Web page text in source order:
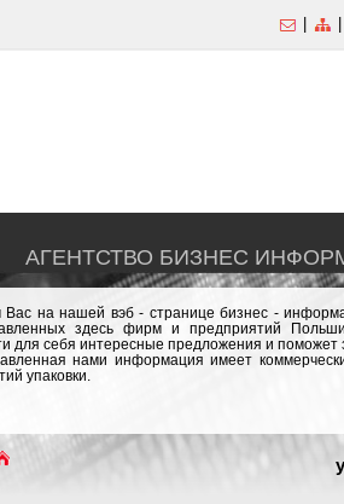
АГЕНТСТВО БИЗНЕС
Вас на нашей вэб - странице бизнес -
здесь фирм и предприятий
для себя интересные предложения и поможет
нами информация имеет
упаковки.